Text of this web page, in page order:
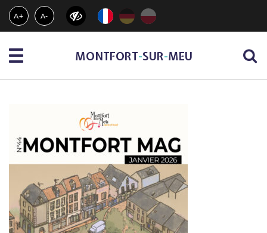
Gestion des traceurs
A+ A-
Menu MONTFORT-SUR-MEU